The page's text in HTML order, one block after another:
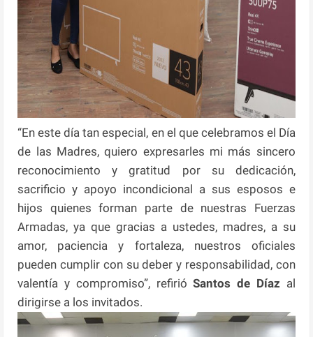
“En este día tan especial, en el que celebramos el Día
de las Madres, quiero expresarles mi más sincero
reconocimiento y gratitud por su dedicación,
sacrificio y apoyo incondicional a sus esposos e
hijos quienes forman parte de nuestras Fuerzas
Armadas, ya que gracias a ustedes, madres, a su
amor, paciencia y fortaleza, nuestros oficiales
pueden cumplir con su deber y responsabilidad, con
valentía y compromiso”, refirióSantos de Díaz al
dirigirse a los invitados.